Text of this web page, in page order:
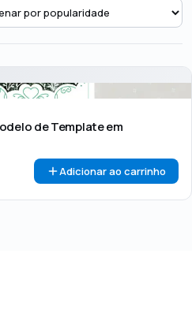
– R$100 Acima de R$100
de Template em
Adicionar ao carrinho